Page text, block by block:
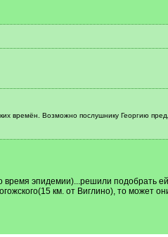
времён. Возможно послушнику Георгию
эпидемии)...решили подобрать
км. от Виглино), то может